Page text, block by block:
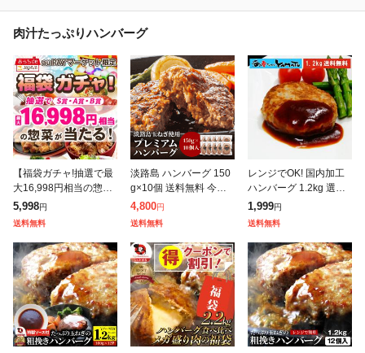
肉汁たっぷりハンバーグ
【福袋ガチャ!抽選で最
大16,998円相当の惣菜
が当たる】福袋 ジョイ
フル お楽しみ 詰合せセ
イントマ
5,998円
送料無料
淡路島 ハンバーグ 150
g×10個 送料無料 今井
ファーム#淡路島ハンバ
ーグ10個# 国産 安心安
4,800円
送料無料
レンジでOK! 国内加工
ハンバーグ 1.2kg 選べ
る2サイズ 60g×20個 1
00g×12個 惣菜 お弁当
1,999円
送料無料